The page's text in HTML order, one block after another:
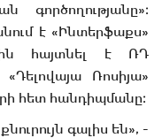
գործողությանը»։
է «Ինտերֆաքս»
հայտնել է ՌԴ
Ռոսիյա»
հետ հանդիպմանը։
գալիս են», -